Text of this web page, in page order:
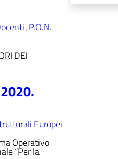
, P.O.N.
DEI
Europei
Operativo
“Per la